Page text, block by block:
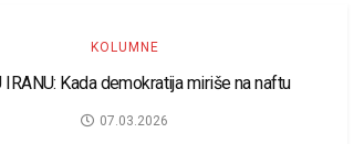
KOLUMNE
IRANU: Kada demokratija miriše na naftu
07.03.2026